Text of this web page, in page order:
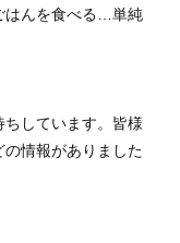
はんを食べる…単純
しています。皆様
情報がありました